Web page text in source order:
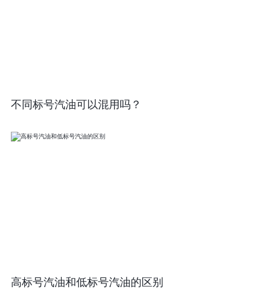
不同标号汽油可以混用吗？
高标号汽油和低标号汽油的区别